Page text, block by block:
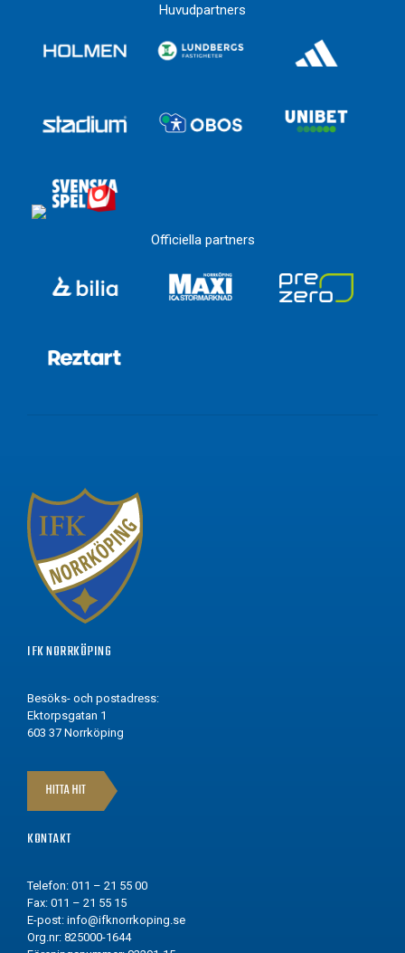
Huvudpartners
Officiella partners
IFK NORRKÖPING
Besöks- och postadress:
Ektorpsgatan 1
603 37 Norrköping
HITTA HIT
KONTAKT
Telefon: 011 – 21 55 00
Fax: 011 – 21 55 15
E-post: info@ifknorrkoping.se
Org.nr: 825000-1644